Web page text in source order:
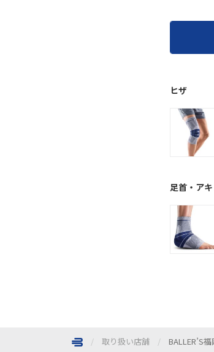
ヒザ
足首・ア
取り扱い店舗 BALLER’S